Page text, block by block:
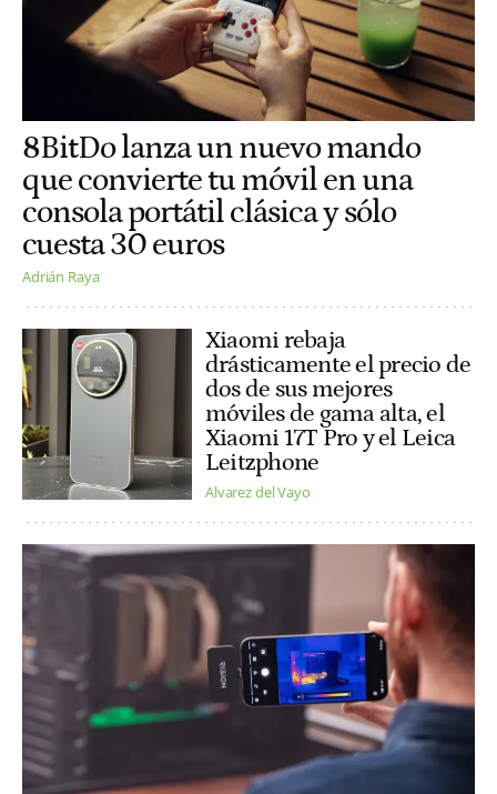
8BitDo lanza un nuevo mando
que convierte tu móvil en una
consola portátil clásica y sólo
cuesta 30 euros
Adrián Raya
Xiaomi rebaja
drásticamente el precio de
dos de sus mejores
móviles de gama alta, el
Xiaomi 17T Pro y el Leica
Leitzphone
Alvarez del Vayo